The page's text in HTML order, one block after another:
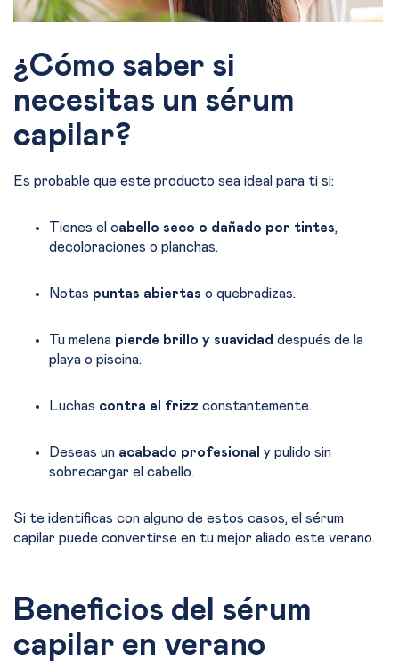
¿Cómo saber si
necesitas un sérum
capilar?
Es probable que este producto sea ideal para ti si:
Tienes el cabello seco o dañado por tintes,
decoloraciones o planchas.
Notas puntas abiertas o quebradizas.
Tu melena pierde brillo y suavidad después de la
playa o piscina.
Luchas contra el frizz constantemente.
Deseas un acabado profesional y pulido sin
sobrecargar el cabello.
Si te identificas con alguno de estos casos, el sérum
capilar puede convertirse en tu mejor aliado este verano.
Beneficios del sérum
capilar en verano